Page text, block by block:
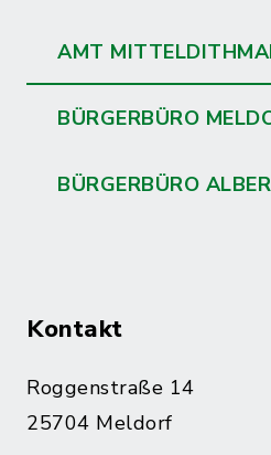
AMT
BÜRGERBÜRO
BÜRGERBÜRO
Kontakt
Roggenstraße 14
25704 Meldorf